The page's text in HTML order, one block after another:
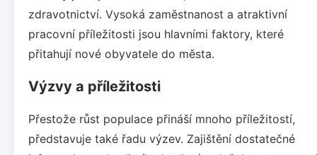
zdravotnictví. Vysoká zaměstnanost a atraktivní
pracovní příležitosti jsou hlavními faktory, které
přitahují nové obyvatele do města.
Výzvy a příležitosti
Přestože růst populace přináší mnoho příležitostí,
představuje také řadu výzev. Zajištění dostatečné